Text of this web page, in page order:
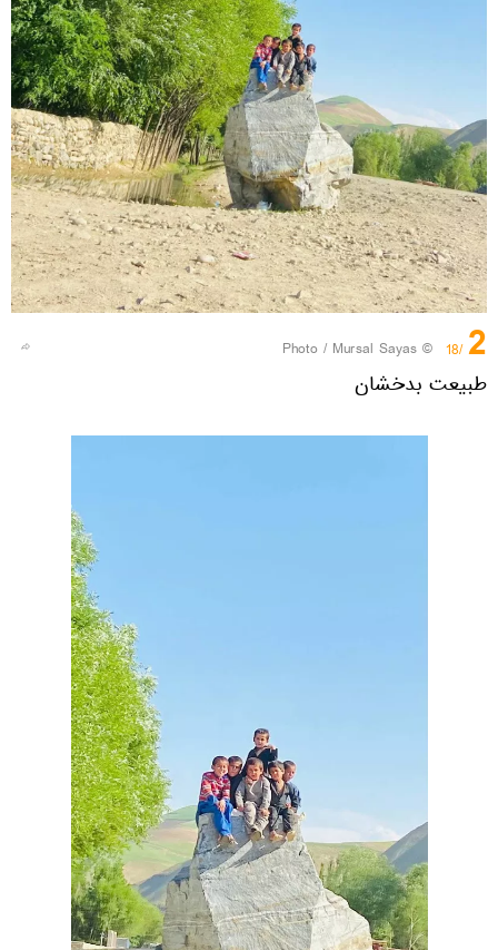
2
/18
© Photo / Mursal Sayas
طبیعت بدخشان